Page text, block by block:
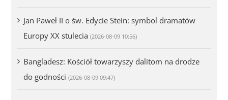
Jan Paweł II o św. Edycie Stein: symbol dramatów
Europy XX stulecia (2026-08-09 10:56)
Bangladesz: Kościół towarzyszy dalitom na drodze
do godności (2026-08-09 09:47)